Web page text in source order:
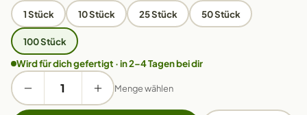
1 Stück 10 Stück 25 Stück 50 Stück
100 Stück
Wird für dich gefertigt · in 2–4 Tagen bei dir
Menge wählen